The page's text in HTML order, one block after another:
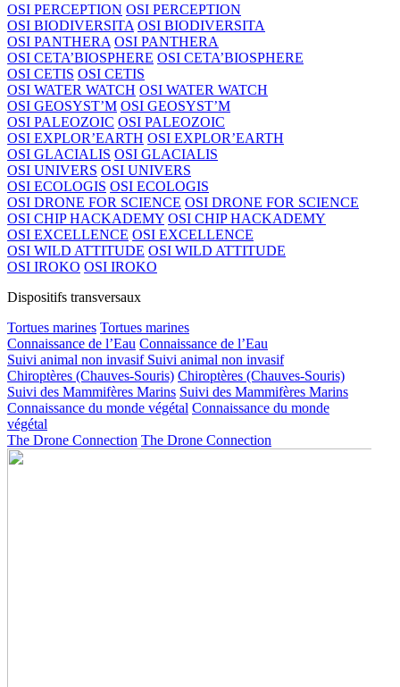
OSI PERCEPTION OSI PERCEPTION
OSI BIODIVERSITA OSI BIODIVERSITA
OSI PANTHERA OSI PANTHERA
OSI CETA’BIOSPHERE OSI CETA’BIOSPHERE
OSI CETIS OSI CETIS
OSI WATER WATCH OSI WATER WATCH
OSI GEOSYST’M OSI GEOSYST’M
OSI PALEOZOIC OSI PALEOZOIC
OSI EXPLOR’EARTH OSI EXPLOR’EARTH
OSI GLACIALIS OSI GLACIALIS
OSI UNIVERS OSI UNIVERS
OSI ECOLOGIS OSI ECOLOGIS
OSI DRONE FOR SCIENCE OSI DRONE FOR SCIENCE
OSI CHIP HACKADEMY OSI CHIP HACKADEMY
OSI EXCELLENCE OSI EXCELLENCE
OSI WILD ATTITUDE OSI WILD ATTITUDE
OSI IROKO OSI IROKO
Dispositifs transversaux
Tortues marines Tortues marines
Connaissance de l’Eau Connaissance de l’Eau
Suivi animal non invasif Suivi animal non invasif
Chiroptères (Chauves-Souris) Chiroptères (Chauves-Souris)
Suivi des Mammifères Marins Suivi des Mammifères Marins
Connaissance du monde végétal Connaissance du monde
végétal
The Drone Connection The Drone Connection